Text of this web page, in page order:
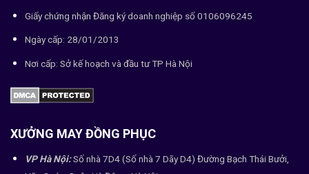
Giấy chứng nhận Đăng ký doanh nghiệp số 0106096245
Ngày cấp: 28/01/2013
Nơi cấp: Sở kế hoạch và đầu tư TP Hà Nội
XƯỞNG MAY ĐỒNG PHỤC
VP Hà Nội:Số nhà 7D4 (Số nhà 7 Dãy D4) Đường Bạch Thái Bưởi,